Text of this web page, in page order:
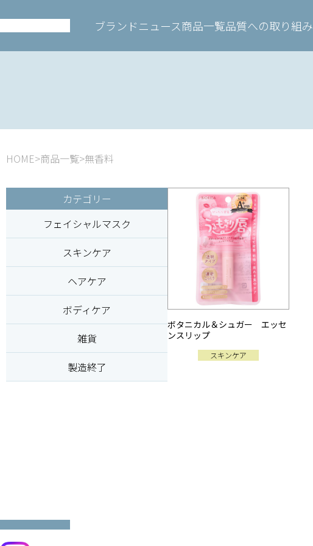
ブランドニュース商品一覧品質への取り組み
HOME 商品一覧 無香料
ボタニカル＆シュガー エッセ
ンスリップ
スキンケア
カテゴリー
フェイシャルマスク
スキンケア
ヘアケア
ボディケア
雑貨
製造終了